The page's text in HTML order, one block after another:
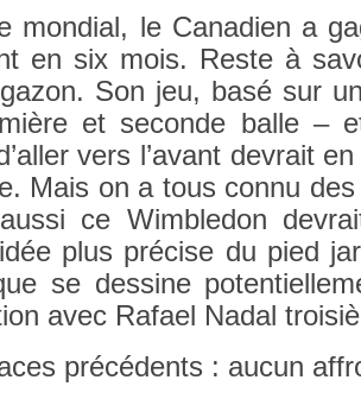
mon­di­al, le Canadi­en a
en six mois. Reste à
gazon. Son jeu, basé sur
et secon­de balle –
vers l’avant de­vrait
Mais on a tous connu
ce Wimbledon
plus précise du pied
se de­ssine
avec Rafael Nadal
précédents : aucun